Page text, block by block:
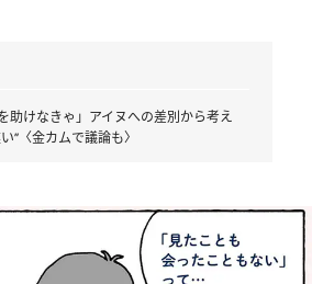
助けなきゃ」アイヌへの差別から考え
”〈金カムで議論も〉